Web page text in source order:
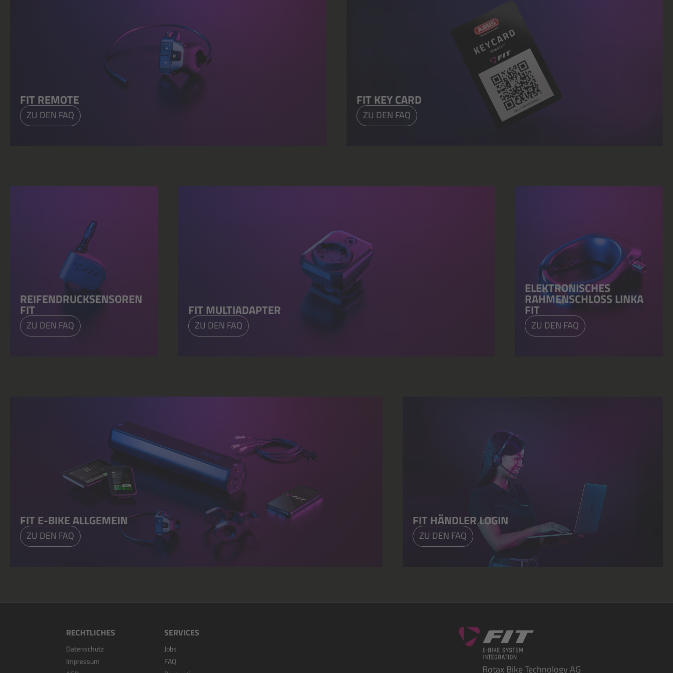
FIT REMOTE
ZU DEN FAQ
FIT KEY CARD
ZU DEN FAQ
REIFENDRUCKSENSOREN
FIT
ZU DEN FAQ
FIT MULTIADAPTER
ZU DEN FAQ
ELEKTRONISCHES
RAHMENSCHLOSS LINKA
FIT
ZU DEN FAQ
FIT E-BIKE ALLGEMEIN
ZU DEN FAQ
FIT HÄNDLER LOGIN
ZU DEN FAQ
RECHTLICHES
Datenschutz
Impressum
SERVICES
Jobs
FAQ
Rotax Bike Technology AG